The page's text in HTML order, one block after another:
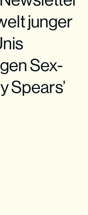
junger
Sex-
Spears’